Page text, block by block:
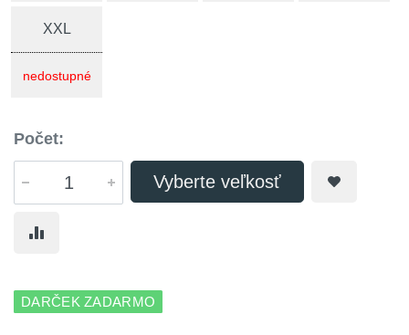
XXL
nedostupné
Počet:
Vyberte veľkosť
DARČEK ZADARMO